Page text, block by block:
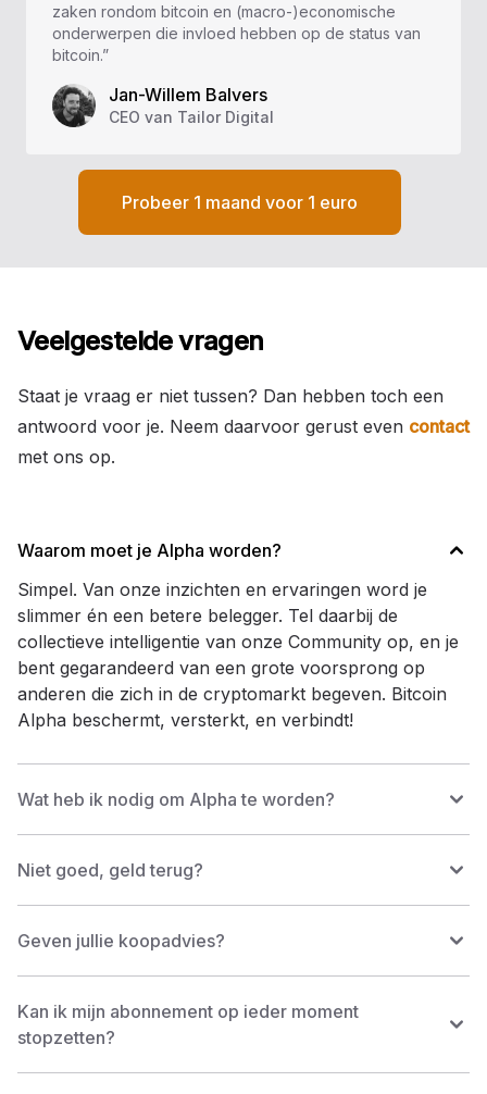
zaken rondom bitcoin en (macro-)economische
onderwerpen die invloed hebben op de status van
bitcoin.”
Jan-Willem Balvers
CEO van Tailor Digital
Probeer 1 maand voor 1 euro
Veelgestelde vragen
Staat je vraag er niet tussen? Dan hebben toch een
antwoord voor je. Neem daarvoor gerust even contact
met ons op.
Waarom moet je Alpha worden?
Simpel. Van onze inzichten en ervaringen word je
slimmer én een betere belegger. Tel daarbij de
collectieve intelligentie van onze Community op, en je
bent gegarandeerd van een grote voorsprong op
anderen die zich in de cryptomarkt begeven. Bitcoin
Alpha beschermt, versterkt, en verbindt!
Wat heb ik nodig om Alpha te worden?
Niet goed, geld terug?
Geven jullie koopadvies?
Kan ik mijn abonnement op ieder moment
stopzetten?